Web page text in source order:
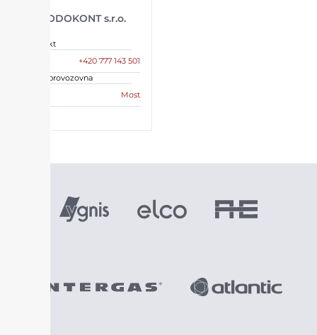
VODOKONT s.r.o.
Kontakt
+420 777 143 501
Sídlo, provozovna
Most